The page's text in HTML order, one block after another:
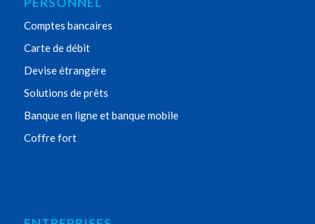
Comptes bancaires
Carte de débit
Devise étrangère
Solutions de prêts
Banque en ligne et banque mobile
Coffre fort